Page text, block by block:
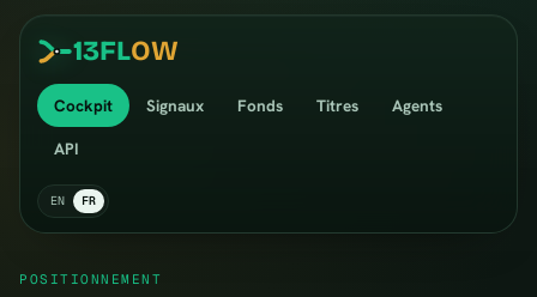
13FLOW
Cockpit Signaux Fonds Titres
Agents
API
EN FR
POSITIONNEMENT